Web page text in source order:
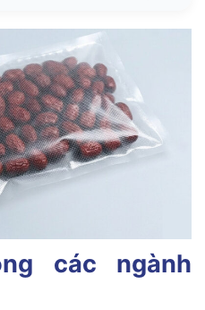
các ngành